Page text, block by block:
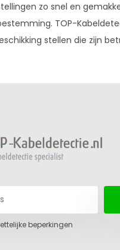
zo snel en
TOP-
stellen die zijn
beperkingen